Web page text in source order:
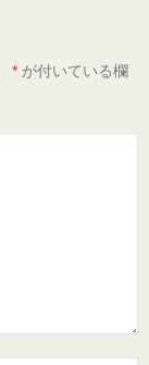
* が付いている欄